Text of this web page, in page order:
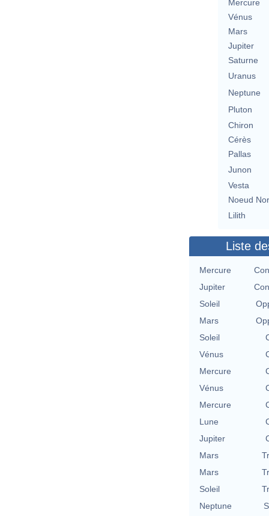
Mercure
Vénus
Mars
Jupiter
Saturne
Uranus
Neptune
Pluton
Chiron
Cérès
Pallas
Junon
Vesta
Noeud
Lilith
Liste
Mercure
Jupiter
Soleil
Mars
Soleil
Vénus
Mercure
Vénus
Mercure
Lune
Jupiter
Mars
Mars
Soleil
Neptune